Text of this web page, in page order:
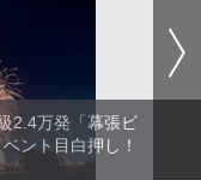
2.4万発「幕張ビ
ント目白押し！